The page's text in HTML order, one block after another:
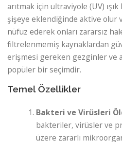
arıtmak için ultraviyole (UV) ışık
şişeye eklendiğinde aktive olur
nüfuz ederek onları zararsız
filtrelenmemiş kaynaklardan
erişmesi gereken gezginler ve
popüler bir seçimdir.
Temel Özellikler
Bakteri ve Virüsleri
bakteriler, virüsler ve
üzere zararlı